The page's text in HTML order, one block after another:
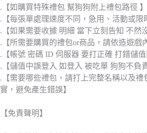
.【如購買特殊禮包 幫狗狗附上禮包路徑 】
.【每張單處理速度不同，急用、活動或限
.【如果需要收據 明細 當下立刻告知 不然
.【所需要購買的禮包or商品，請依造遊戲
.【帳號 密碼 ID 伺服器 要打正確 打錯儲值
.【儲值中誤登入 如登入 被吃單 狗狗不負責
.【需要哪些禮包，請打上完整名稱以及禮
實，避免產生錯誤】
【免責聲明】